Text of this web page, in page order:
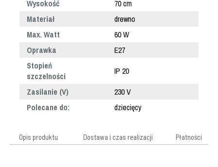
Wysokość
70 cm
Materiał
drewno
Max. Watt
60 W
Oprawka
E27
Stopień
szczelności
IP 20
Zasilanie (V)
230 V
Polecane do:
dziecięcy
Opis produktu Dostawa i czas realizacji Płatności